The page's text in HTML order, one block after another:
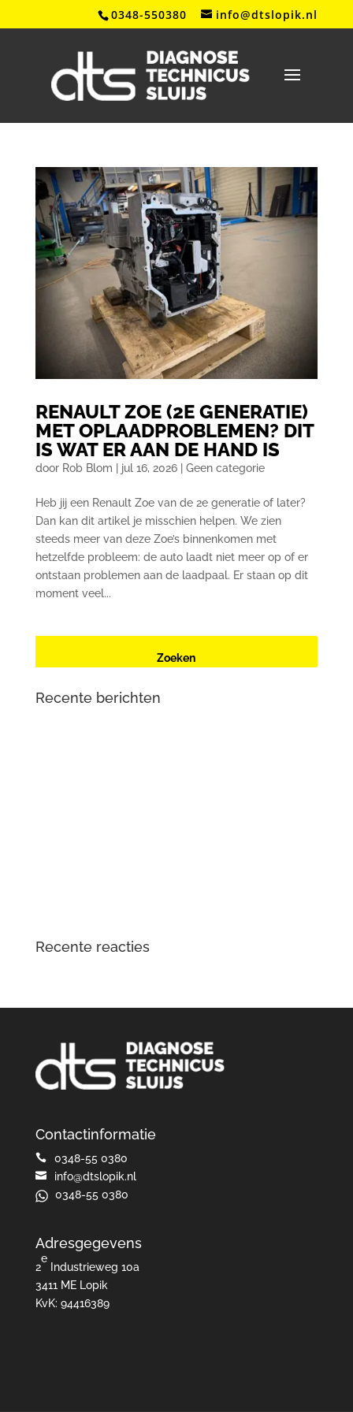
0348-550380 info@dtslopik.nl
RENAULT ZOE (2E GENERATIE)
MET OPLAADPROBLEMEN? DIT
IS WAT ER AAN DE HAND IS
door Rob Blom jul 16, 2026| Geen categorie
Heb jij een Renault Zoe van de 2e generatie of later?
Dan kan dit artikel je misschien helpen. We zien
steeds meer van deze Zoe’s binnenkomen met
hetzelfde probleem: de auto laadt niet meer op of er
ontstaan problemen aan de laadpaal. Er staan op dit
moment veel...
Recente berichten
Recente reacties
Contactinformatie
 0348-55 0380

info@dtslopik.nl
0348-55 0380
Adresgegevens
2
e
Industrieweg 10a
3411 ME Lopik
KvK: 94416389